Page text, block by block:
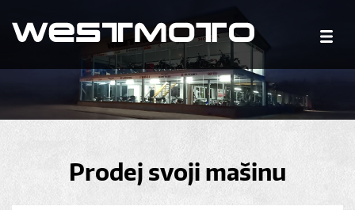
Prodej svoji mašinu